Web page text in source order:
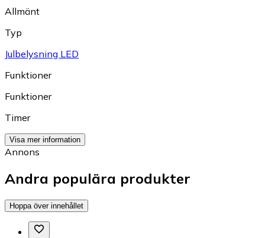
Allmänt
Typ
Julbelysning LED
Funktioner
Funktioner
Timer
Visa mer information
Annons
Andra populära produkter
Hoppa över innehållet